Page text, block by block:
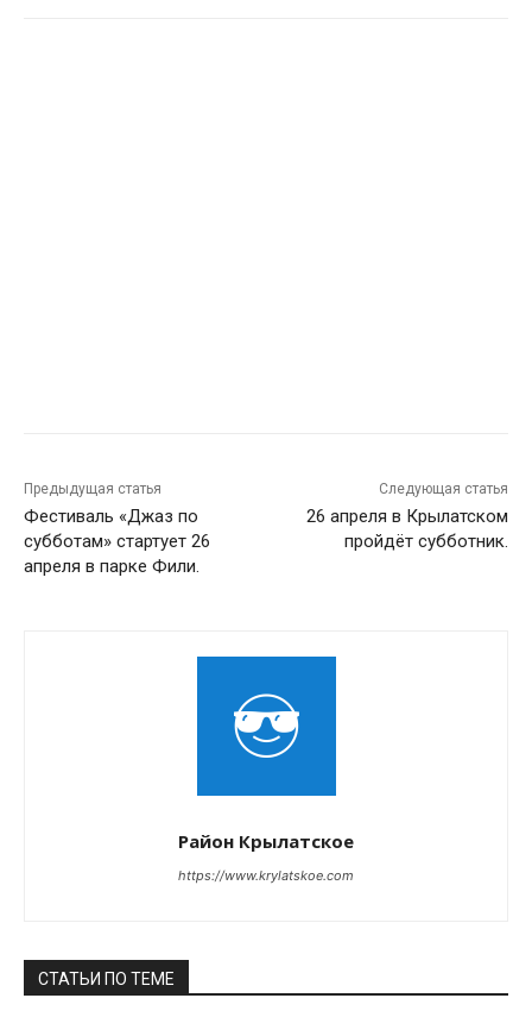
Предыдущая статья
Фестиваль «Джаз по
субботам» стартует 26
апреля в парке Фили.
Следующая статья
26 апреля в Крылатском
пройдёт субботник.
Район Крылатское
https://www.krylatskoe.com
СТАТЬИ ПО ТЕМЕ